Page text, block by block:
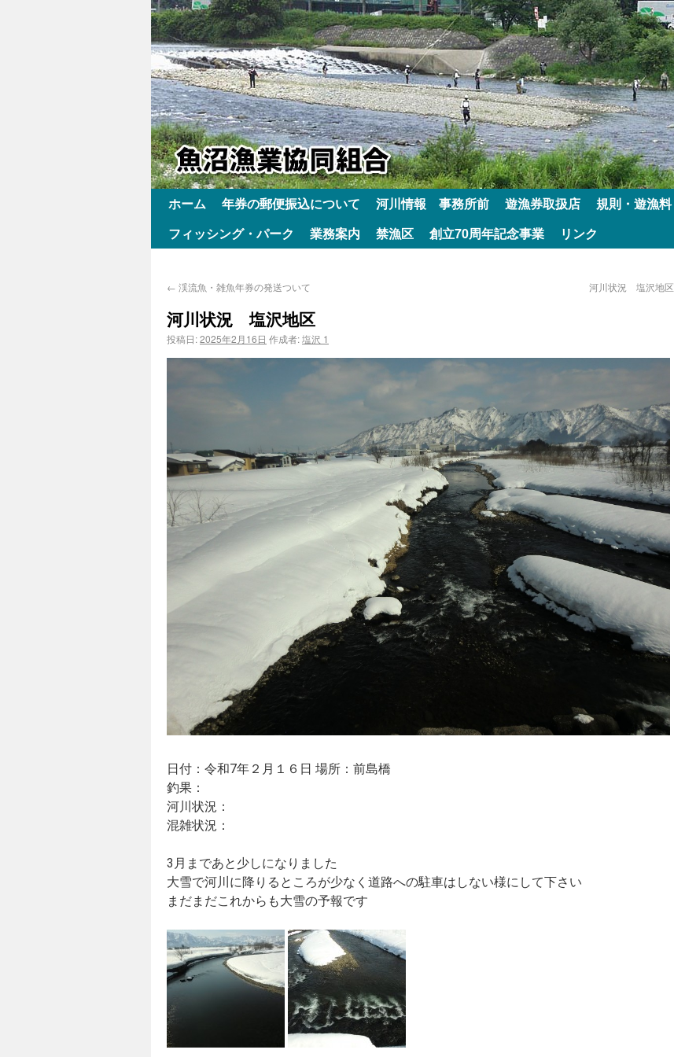
ホーム 年券の郵便振込について 河川情報 事務所前 遊漁券取扱店 規則・遊漁料
フィッシング・パーク
業務案内 禁漁区 創立70周年記念事業 リンク
← 渓流魚・雑魚年券の発送ついて 河川状況 塩沢地区
河川状況 塩沢地区
投稿日:2025年2月16日 作成者:塩沢 1
日付：令和7年２月１６日 場所：前島橋
釣果：
河川状況：
混雑状況：
3月まであと少しになりました
大雪で河川に降りるところが少なく道路への駐車はしない様にして下さい
まだまだこれからも大雪の予報です